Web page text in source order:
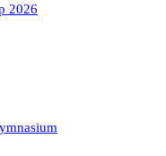
2026